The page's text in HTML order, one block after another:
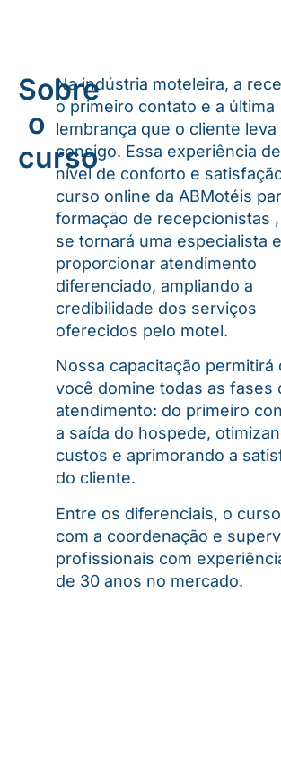
Sobre
o
curso
Na indústria moteleira, a
o primeiro contato e a última
lembrança que o cliente leva
consigo. Essa experiência
nível de conforto e
curso online da ABMotéis
formação de recepcionistas
se tornará uma especialista
proporcionar atendimento
diferenciado, ampliando a
credibilidade dos serviços
oferecidos pelo motel.
Nossa capacitação permitirá
você domine todas as fases
atendimento: do primeiro
a saída do hospede,
custos e aprimorando a
do cliente.
Entre os diferenciais, o
com a coordenação e
profissionais com
de 30 anos no mercado.